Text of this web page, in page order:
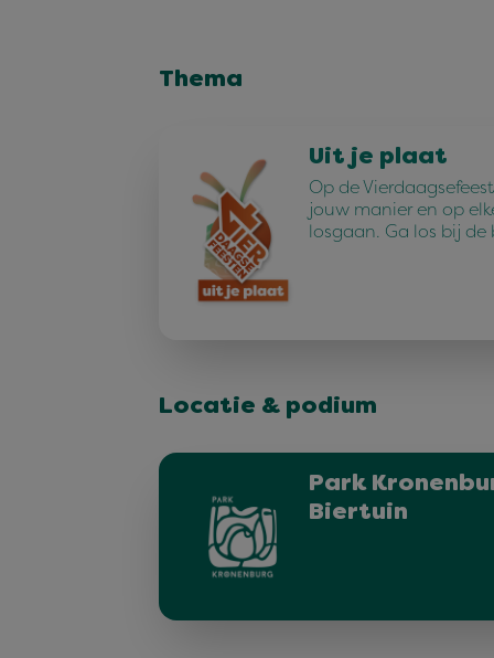
Thema
Uit je plaat
Op de
jouw manier en op
losgaan. Ga los bij de
Locatie & podium
Park
Biertuin